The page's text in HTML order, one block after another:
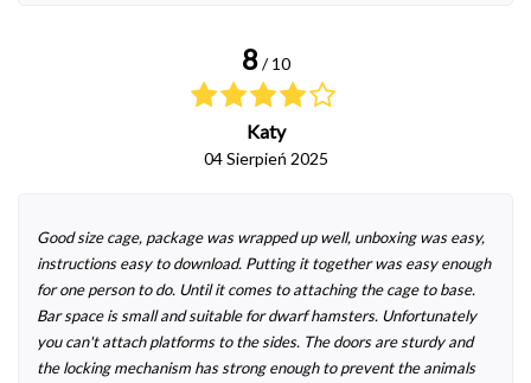
8 / 10
Katy
04 Sierpień 2025
Good size cage, package was wrapped up well, unboxing was easy,
instructions easy to download. Putting it together was easy enough
for one person to do. Until it comes to attaching the cage to base.
Bar space is small and suitable for dwarf hamsters. Unfortunately
you can't attach platforms to the sides. The doors are sturdy and
the locking mechanism has strong enough to prevent the animals